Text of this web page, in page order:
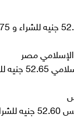
مصر
للبيع.